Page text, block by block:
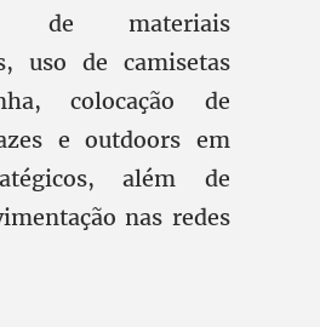
de materiais
uso de camisetas
colocação de
e outdoors em
além de
nas redes